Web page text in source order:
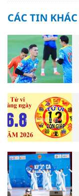
CÁC TIN KHÁC